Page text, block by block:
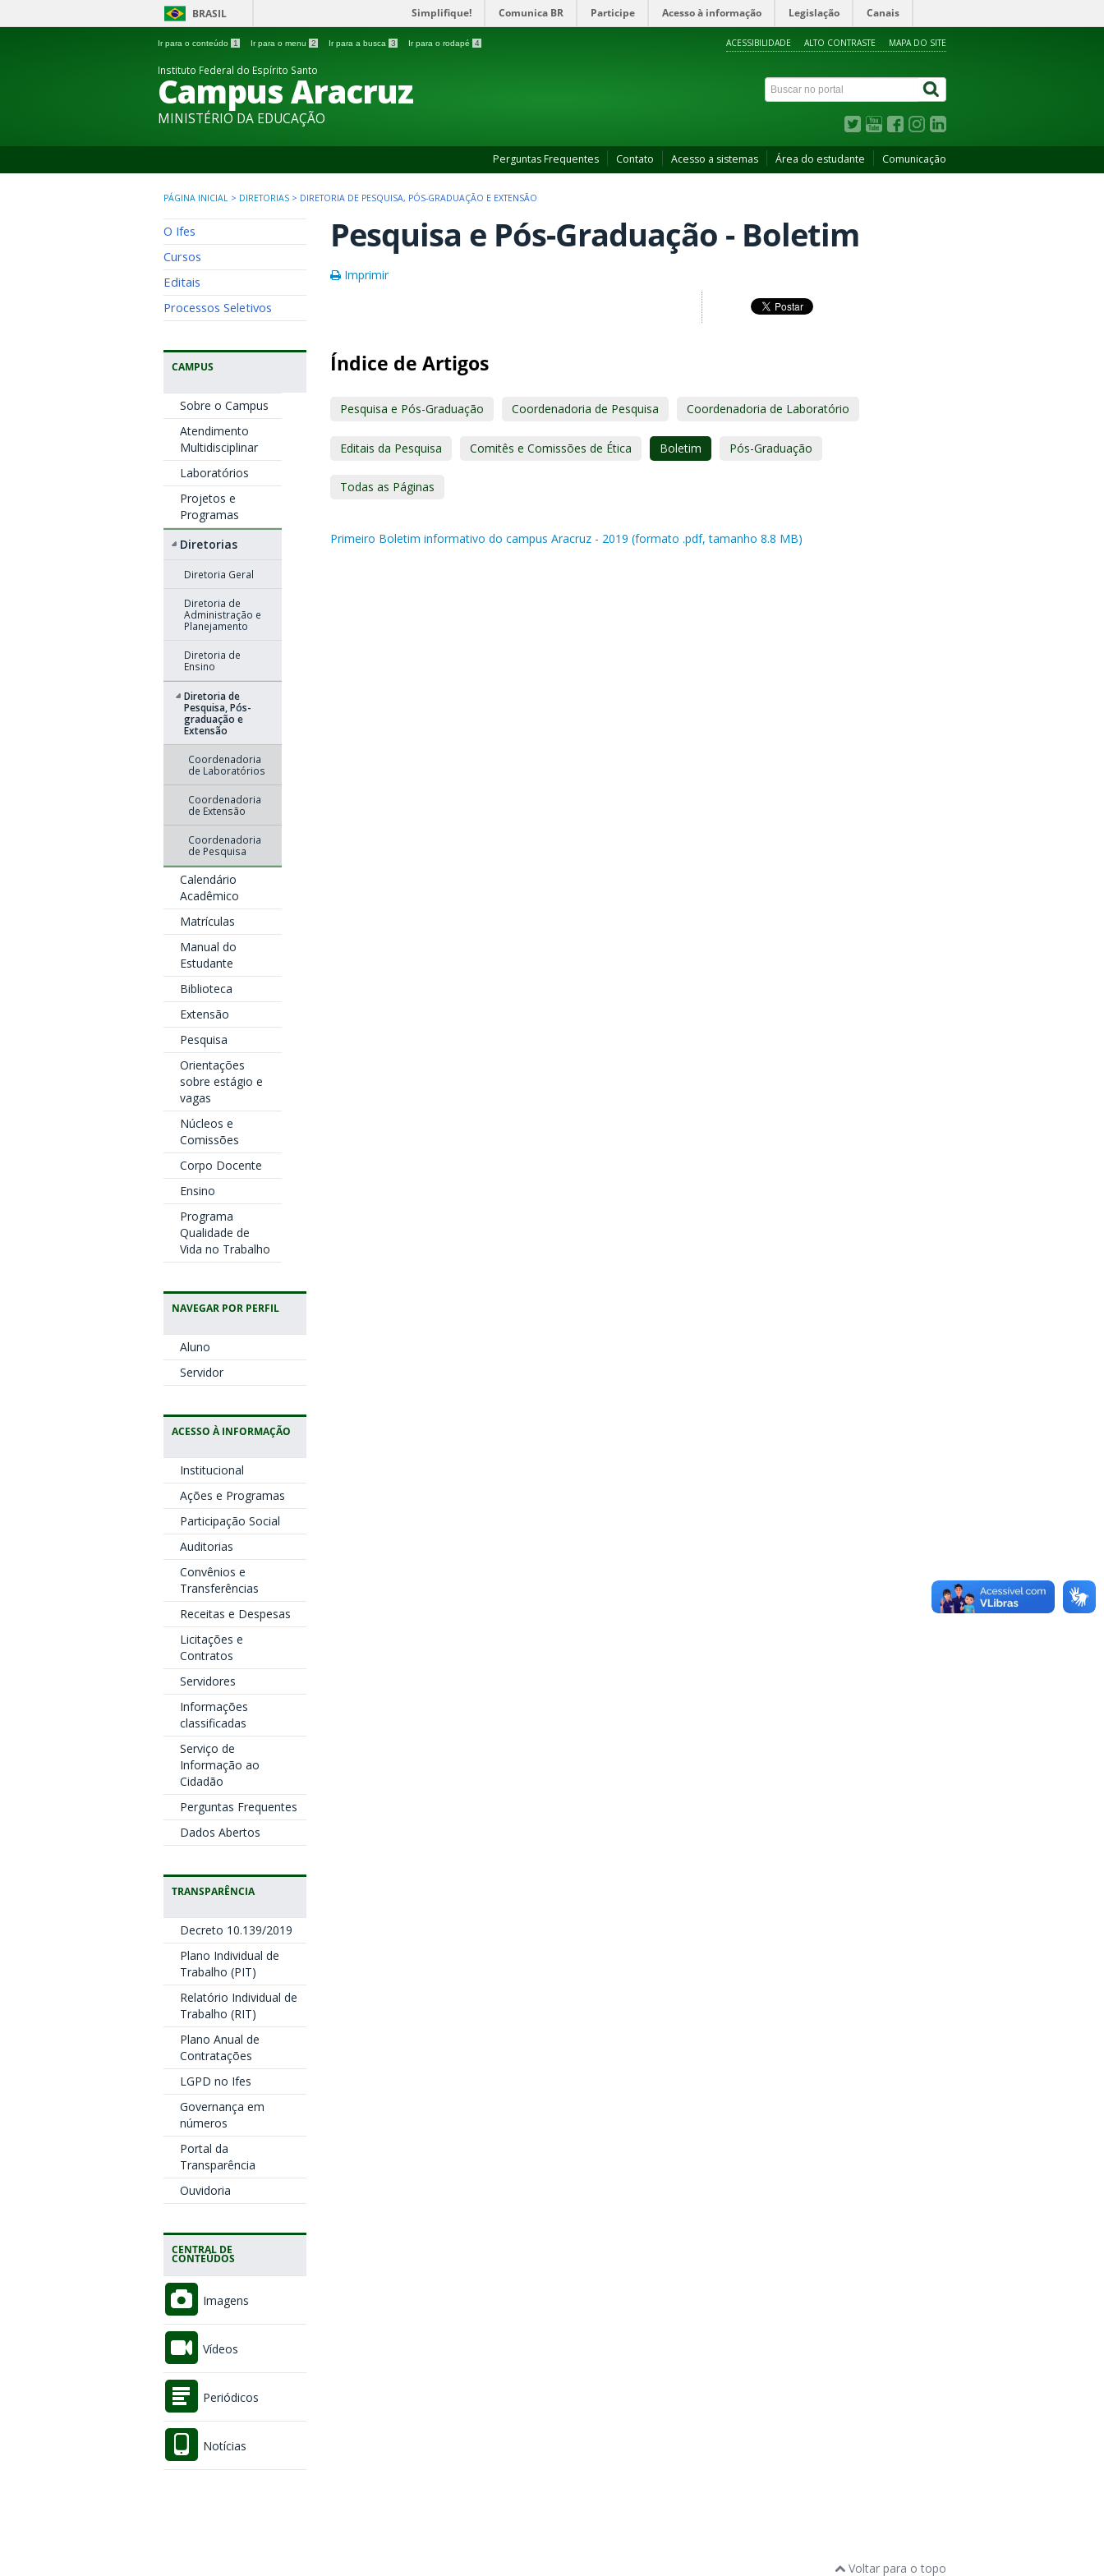
BRASIL Simplifique! Comunica BR Participe Acesso à informação Legislação Canais
Ir para o conteúdo 1 Ir para o menu 2 Ir para a busca 3 Ir para o rodapé 4 ACESSIBILIDADE ALTO CONTRASTE MAPA DO SITE
Instituto Federal do Espírito Santo
Campus Aracruz
MINISTÉRIO DA EDUCAÇÃO
Perguntas Frequentes Contato Acesso a sistemas Área do estudante Comunicação
PÁGINA INICIAL > DIRETORIAS > DIRETORIA DE PESQUISA, PÓS-GRADUAÇÃO E EXTENSÃO
O Ifes
Cursos
Editais
Processos Seletivos
CAMPUS
Sobre o Campus
Atendimento
Multidisciplinar
Laboratórios
Projetos e
Programas
Diretorias
Diretoria Geral
Diretoria de
Administração e
Planejamento
Diretoria de
Ensino
Diretoria de
Pesquisa, Pós-
graduação e
Extensão
Coordenadoria
de Laboratórios
Coordenadoria
de Extensão
Coordenadoria
de Pesquisa
Calendário
Acadêmico
Matrículas
Manual do
Estudante
Biblioteca
Extensão
Pesquisa
Orientações
sobre estágio e
vagas
Núcleos e
Comissões
Corpo Docente
Ensino
Programa
Qualidade de
Vida no Trabalho
NAVEGAR POR PERFIL
Aluno
Servidor
ACESSO À INFORMAÇÃO
Institucional
Ações e Programas
Participação Social
Auditorias
Convênios e
Transferências
Receitas e Despesas
Licitações e
Contratos
Servidores
Informações
classificadas
Serviço de
Informação ao
Cidadão
Perguntas Frequentes
Dados Abertos
TRANSPARÊNCIA
Decreto 10.139/2019
Plano Individual de
Trabalho (PIT)
Relatório Individual de
Trabalho (RIT)
Plano Anual de
Contratações
LGPD no Ifes
Governança em
números
Portal da
Transparência
Ouvidoria
CENTRAL DE
CONTEÚDOS
Imagens
Vídeos
Periódicos
Notícias
Pesquisa e Pós-Graduação - Boletim
Imprimir
Índice de Artigos
Pesquisa e Pós-Graduação Coordenadoria de Pesquisa Coordenadoria de Laboratório
Editais da Pesquisa Comitês e Comissões de Ética Boletim Pós-Graduação
Todas as Páginas
Primeiro Boletim informativo do campus Aracruz - 2019 (formato .pdf, tamanho 8.8 MB)
Voltar para o topo